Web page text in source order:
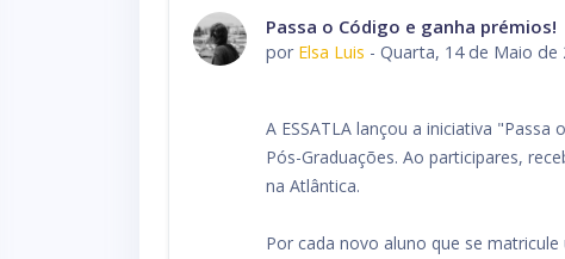
Passa o Código e ganha prémios!
por Elsa Luis - Quarta, 14 de Maio de
A ESSATLA lançou a iniciativa
Pós-Graduações. Ao participares,
na Atlântica.
Por cada novo aluno que se